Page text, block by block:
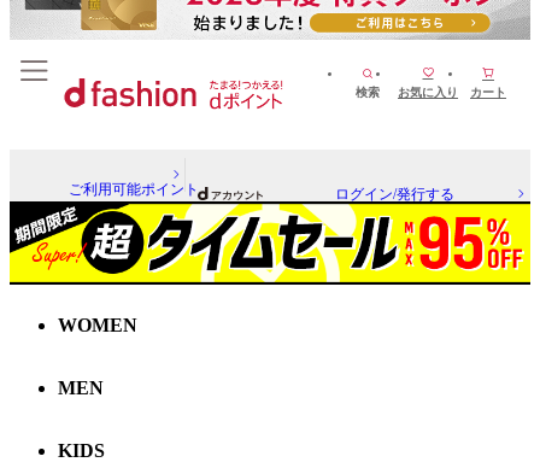
検索 お気に入り カート
ご利用可能ポイント ログイン/発行する
WOMEN
MEN
KIDS